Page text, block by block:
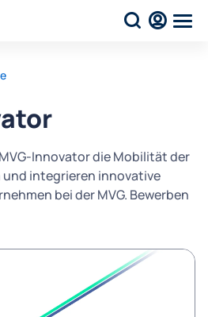
Innovator die Mobilität der
integrieren innovative
bei der MVG. Bewerben